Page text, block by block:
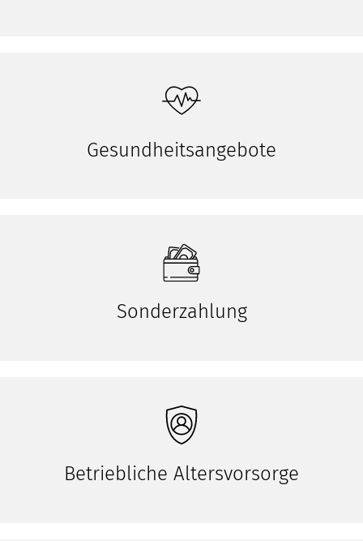
Gesundheitsangebote
Sonderzahlung
Betriebliche Altersvorsorge